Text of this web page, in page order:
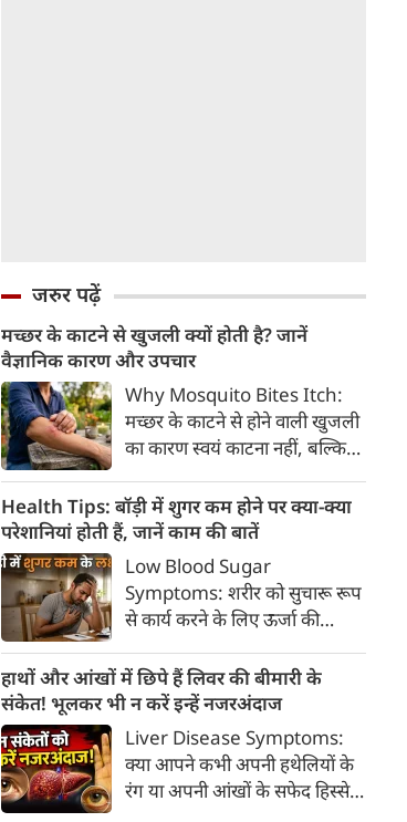
जरुर पढ़ें
मच्छर के काटने से खुजली क्यों होती है? जानें
वैज्ञानिक कारण और उपचार
Why Mosquito Bites Itch:
मच्छर के काटने से होने वाली खुजली
का कारण स्वयं काटना नहीं, बल्कि
प्रतिरक्षा प्रतिक्रिया है। हिस्टामिन के
निकलने से त्वचा पर लालिमा, सूजन
और खुजली होती है। यहां जानिए
मच्छर के काटने से खुजली क्यों होती
है, इसके पीछे का वैज्ञानिक कारण
क्या है, हिस्टामिन की क्या भूमिका
होती है और खुजली से राहत पाने के
प्रभावी घरेलू व चिकित्सीय उपाय।
Health Tips: बॉड़ी में शुगर कम होने पर क्या-क्या
परेशानियां होती हैं, जानें काम की बातें
Low Blood Sugar
Symptoms: शरीर को सुचारू रूप
से कार्य करने के लिए ऊर्जा की
का प्रमुख स्रोत ग्लूकोज यानी ब्लड
शुगर है। जब शरीर में ब्लड शुगर का
स्तर सामान्य से कम हो जाता है, तो
इस स्थिति को हाइपोग्लाइसीमिया
(Hypoglycemia) कहा जाता है।
ब्लड शुगर कम होने पर शरीर तुरंत
हाथों और आंखों में छिपे हैं लिवर की बीमारी के
संकेत! भूलकर भी न करें इन्हें नजरअंदाज
Liver Disease Symptoms:
क्या आपने कभी अपनी हथेलियों के
रंग या अपनी आंखों के सफेद हिस्से